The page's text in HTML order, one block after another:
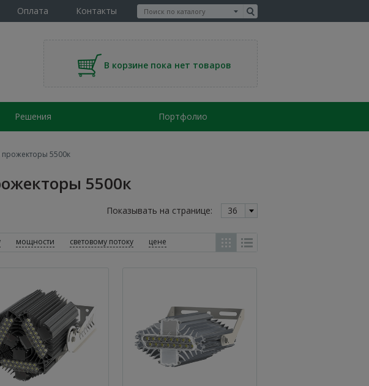
Оплата Контакты
В корзине пока нет товаров
Решения Портфолио
прожекторы 5500к
5500к
Показывать на странице: 36
мощности световому потоку цене